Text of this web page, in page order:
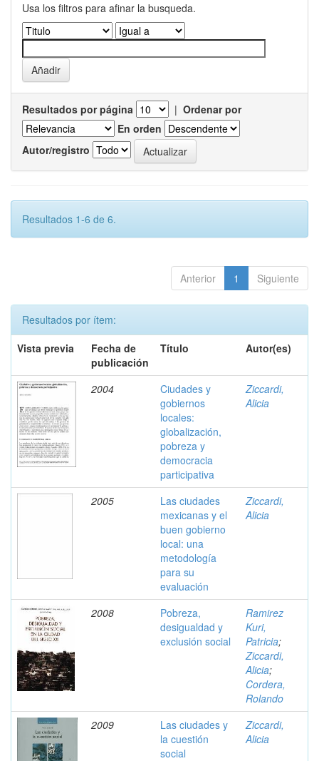
Usa los filtros para afinar la busqueda.
Resultados por página | Ordenar por
En orden
Autor/registro
Resultados 1-6 de 6.
Anterior 1 Siguiente
Resultados por ítem:
Vista previa
Fecha de
publicación
Título Autor(es)
2004
Ciudades y
gobiernos
locales:
globalización,
pobreza y
democracia
participativa
Ziccardi,
Alicia
2005
Las ciudades
mexicanas y el
buen gobierno
local: una
metodología
para su
evaluación
Ziccardi,
Alicia
2008
Pobreza,
desigualdad y
exclusión social
Ramirez
Kuri,
Patricia;
Ziccardi,
Alicia;
Cordera,
Rolando
2009
Las ciudades y
la cuestión
social
Ziccardi,
Alicia